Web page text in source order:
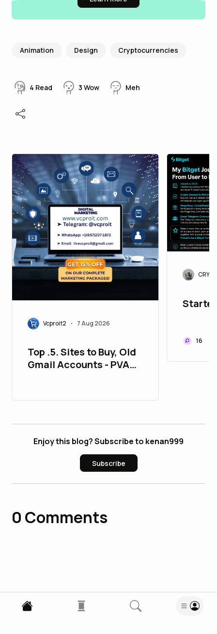
Animation Design Cryptocurrencies
4 Read 3 Wow Meh
Vcproit2 • 7 Aug 2026
Top .5. Sites to Buy, Old
Gmail Accounts - PVA
16
Enjoy this blog? Subscribe to kenan999
Subscribe
0 Comments